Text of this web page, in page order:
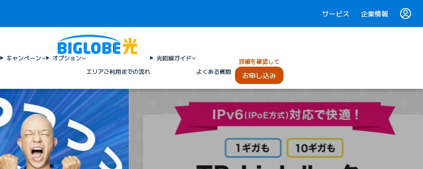
サービス 企業情報
キャンペーン
オプション
エリアご利用までの流れ
光回線ガイド
よくある質問
詳細を確認して
お申し込み